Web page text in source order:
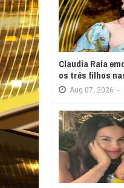
Claudia Raia
os três filhos
Aug 07, 2026 -